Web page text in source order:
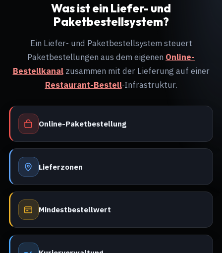
Was ist ein Liefer- und
Paketbestellsystem?
Ein Liefer- und Paketbestellsystem steuert
Paketbestellungen aus dem eigenen Online-
Bestellkanalzusammen mit der Lieferung auf einer
Restaurant-Bestell-Infrastruktur.
Online-Paketbestellung
Lieferzonen
Mindestbestellwert